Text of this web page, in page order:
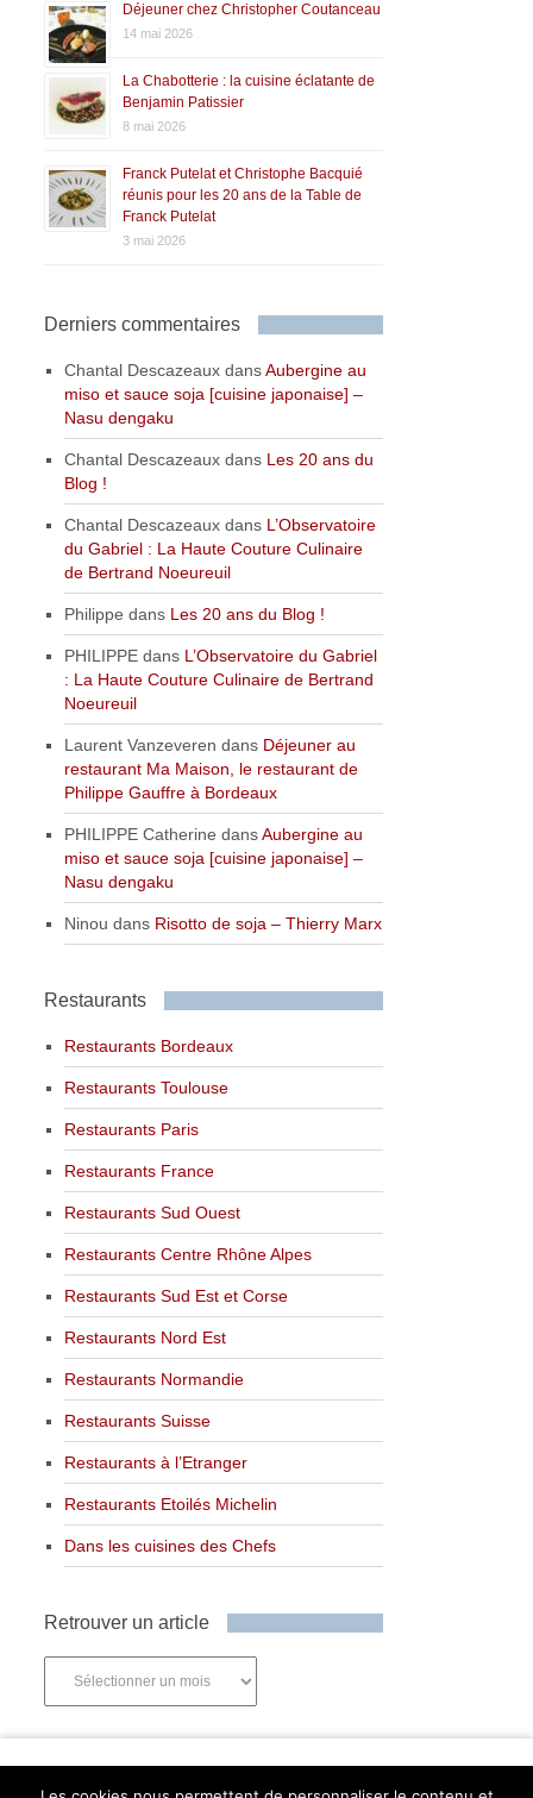
Déjeuner chez Christopher Coutanceau
14 mai 2026
La Chabotterie : la cuisine éclatante de
Benjamin Patissier
8 mai 2026
Franck Putelat et Christophe Bacquié
réunis pour les 20 ans de la Table de
Franck Putelat
3 mai 2026
Derniers commentaires
Chantal Descazeaux dansAubergine au
miso et sauce soja [cuisine japonaise] –
Nasu dengaku
Chantal Descazeaux dans Les 20 ans du
Blog !
Chantal Descazeaux dans L’Observatoire
du Gabriel : La Haute Couture Culinaire
de Bertrand Noeureuil
Philippe dans Les 20 ans du Blog !
PHILIPPE dans L’Observatoire du Gabriel
: La Haute Couture Culinaire de Bertrand
Noeureuil
Laurent Vanzeveren dans Déjeuner au
restaurant Ma Maison, le restaurant de
Philippe Gauffre à Bordeaux
PHILIPPE Catherine dansAubergine au
miso et sauce soja [cuisine japonaise] –
Nasu dengaku
Ninou dans Risotto de soja – Thierry Marx
Restaurants
Restaurants Bordeaux
Restaurants Toulouse
Restaurants Paris
Restaurants France
Restaurants Sud Ouest
Restaurants Centre Rhône Alpes
Restaurants Sud Est et Corse
Restaurants Nord Est
Restaurants Normandie
Restaurants Suisse
Restaurants à l’Etranger
Restaurants Etoilés Michelin
Dans les cuisines des Chefs
Retrouver un article